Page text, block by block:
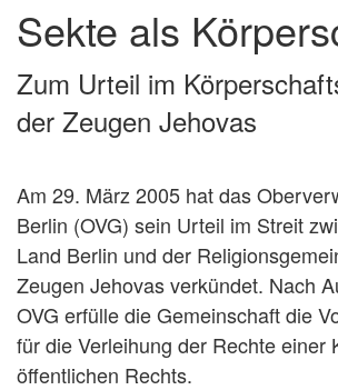
Sekte als
Zum Urteil im
der Zeugen Jehovas
Am 29. März 2005 hat das
Berlin (OVG) sein Urteil im Streit
Land Berlin und der
Zeugen Jehovas verkündet. Nach
OVG erfülle die Gemeinschaft die
für die Verleihung der Rechte einer
öffentlichen Rechts.